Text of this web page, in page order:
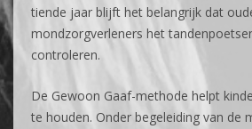
tiende jaar blijft het belangrijk dat
mondzorgverleners het
controleren.
De Gewoon Gaaf-methode helpt
te houden. Onder begeleiding van de